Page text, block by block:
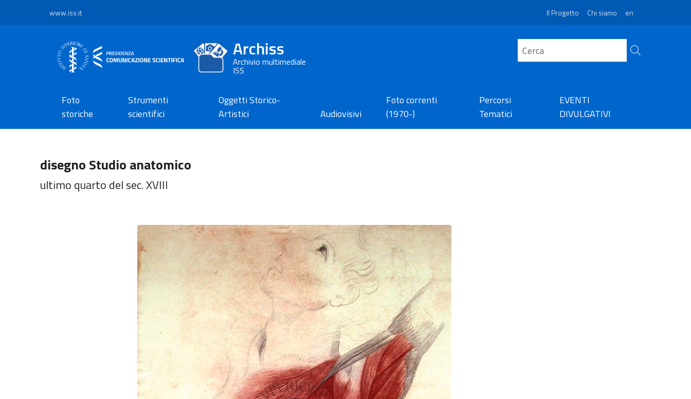
www.iss.it Il Progetto Chi siamo en
Archiss
Archivio multimediale
ISS
Foto
storiche
Strumenti
scientifici
Oggetti Storico-
Artistici
Audiovisivi
Foto correnti
(1970-)
Percorsi
Tematici
EVENTI
DIVULGATIVI
disegno Studio anatomico
ultimo quarto del sec. XVIII